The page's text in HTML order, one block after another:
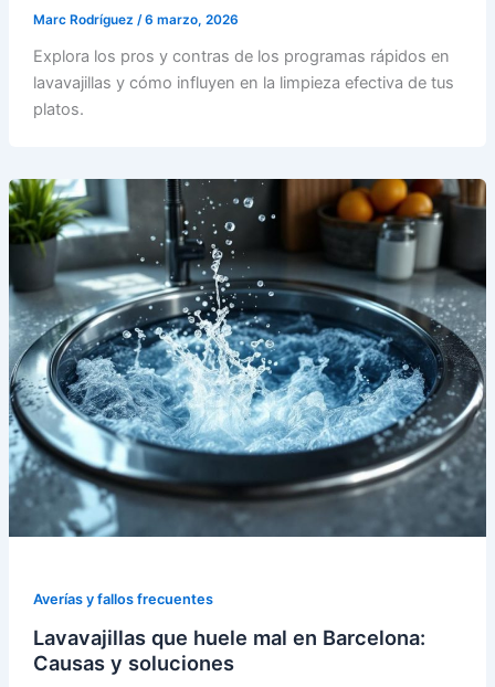
Marc Rodríguez /6 marzo, 2026
Explora los pros y contras de los programas rápidos en
lavavajillas y cómo influyen en la limpieza efectiva de tus
platos.
Averías y fallos frecuentes
Lavavajillas que huele mal en Barcelona:
Causas y soluciones